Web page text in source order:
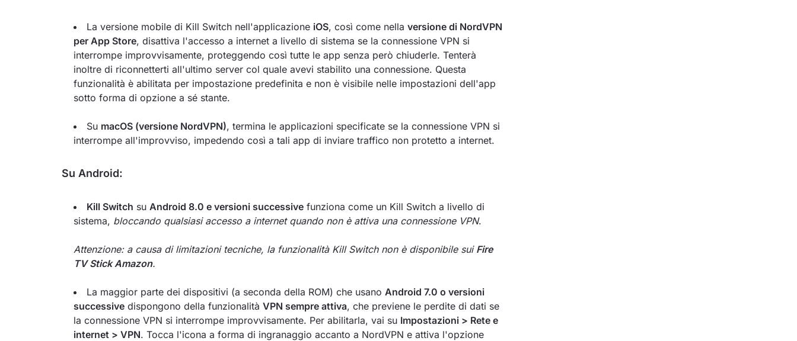
La versione mobile di Kill Switch nell'applicazione iOS, così come nella versione di NordVPN
per App Store, disattiva l'accesso a internet a livello di sistema se la connessione VPN si
interrompe improvvisamente, proteggendo così tutte le app senza però chiuderle. Tenterà
inoltre di riconnetterti all'ultimo server col quale avevi stabilito una connessione. Questa
funzionalità è abilitata per impostazione predefinita e non è visibile nelle impostazioni dell'app
sotto forma di opzione a sé stante.
Su macOS (versione NordVPN), termina le applicazioni specificate se la connessione VPN si
interrompe all'improvviso, impedendo così a tali app di inviare traffico non protetto a internet.
Su Android:
Kill Switch su Android 8.0 e versioni successive funziona come un Kill Switch a livello di
sistema, bloccando qualsiasi accesso a internet quando non è attiva una connessione VPN.
Attenzione: a causa di limitazioni tecniche, la funzionalità Kill Switch non è disponibile sui Fire
TV Stick Amazon.
La maggior parte dei dispositivi (a seconda della ROM) che usano Android 7.0 o versioni
successive dispongono della funzionalità VPN sempre attiva, che previene le perdite di dati se
la connessione VPN si interrompe improvvisamente. Per abilitarla, vai su Impostazioni > Rete e
internet > VPN. Tocca l'icona a forma di ingranaggio accanto a NordVPN e attiva l'opzione